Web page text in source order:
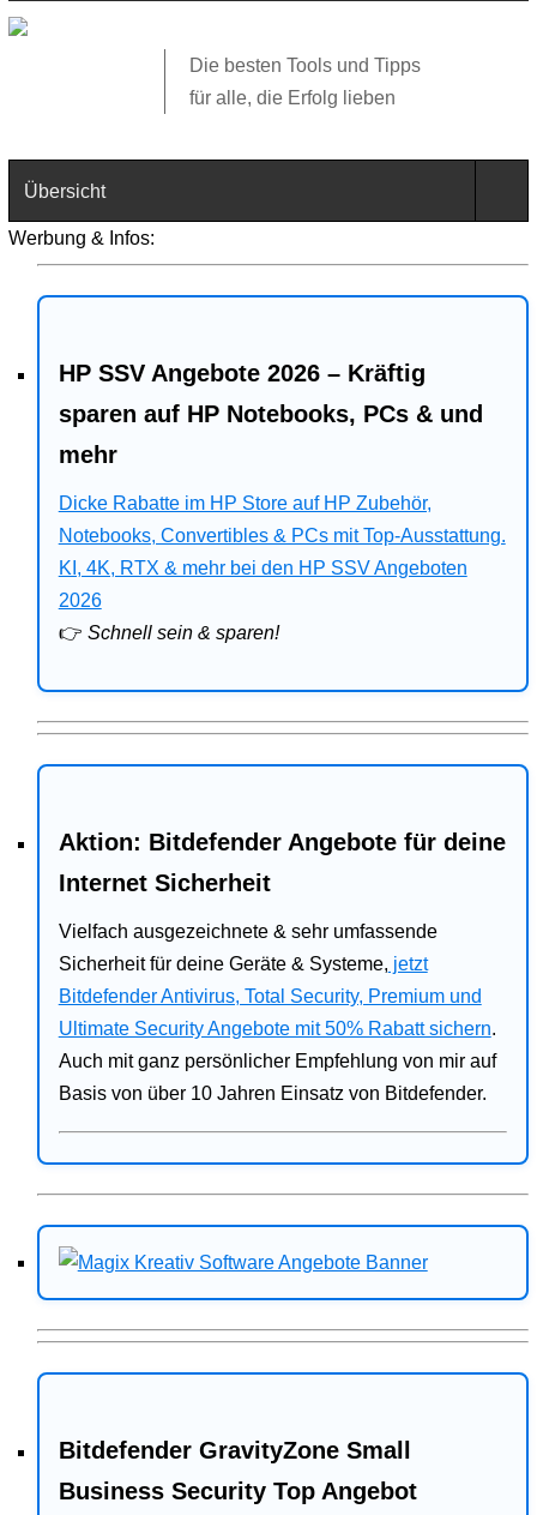
Die besten Tools und Tipps
für alle, die Erfolg lieben
Übersicht
Technik
Web
Business
Angebote
Bitdefender
Ratgeber
Werbung & Infos:
HP SSV Angebote 2026 – Kräftig
sparen auf HP Notebooks, PCs & und
mehr
Dicke Rabatte im HP Store auf HP Zubehör,
Notebooks, Convertibles & PCs mit Top-Ausstattung.
KI, 4K, RTX & mehr bei den HP SSV Angeboten
2026
👉 Schnell sein & sparen!
Aktion: Bitdefender Angebote für deine
Internet Sicherheit
Vielfach ausgezeichnete & sehr umfassende
Sicherheit für deine Geräte & Systeme, jetzt
Bitdefender Antivirus, Total Security, Premium und
Ultimate Security Angebote mit 50% Rabatt sichern.
Auch mit ganz persönlicher Empfehlung von mir auf
Basis von über 10 Jahren Einsatz von Bitdefender.
Bitdefender GravityZone Small
Business Security Top Angebot